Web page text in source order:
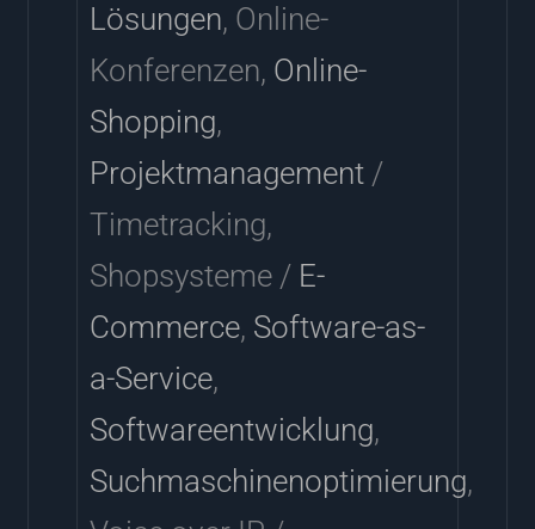
Lösungen, Online-
Konferenzen, Online-
Shopping,
Projektmanagement/
Timetracking,
Shopsysteme / E-
Commerce, Software-as-
a-Service,
Softwareentwicklung,
Suchmaschinenoptimierung,